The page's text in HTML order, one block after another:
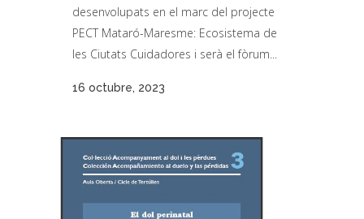
desenvolupats en el marc del projecte
PECT Mataró-Maresme: Ecosistema de
les Ciutats Cuidadores i serà el fòrum...
16 octubre, 2023